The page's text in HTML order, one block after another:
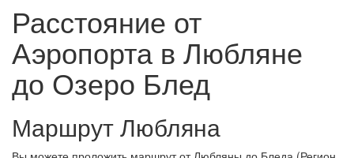
Расстояние от
Аэропорта в Любляне
до Озеро Блед
Маршрут Любляна